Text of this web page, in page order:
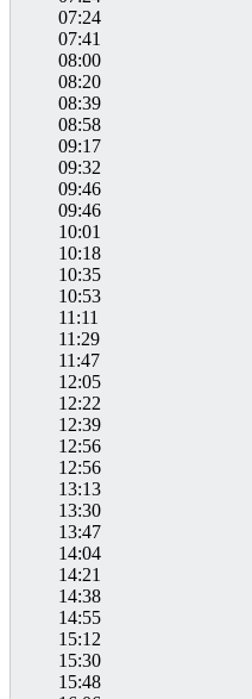
07:24
07:41
08:00
08:20
08:39
08:58
09:17
09:32
09:46
09:46
10:01
10:18
10:35
10:53
11:11
11:29
11:47
12:05
12:22
12:39
12:56
12:56
13:13
13:30
13:47
14:04
14:21
14:38
14:55
15:12
15:30
15:48